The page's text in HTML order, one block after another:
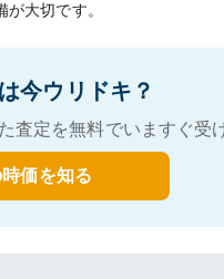
大切です。
今ウリドキ？
査定を無料でいますぐ
価を知る